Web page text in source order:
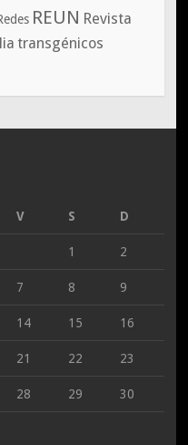
REUN Revista
transgénicos
V S D
1 2
7 8 9
14 15 16
21 22 23
28 29 30